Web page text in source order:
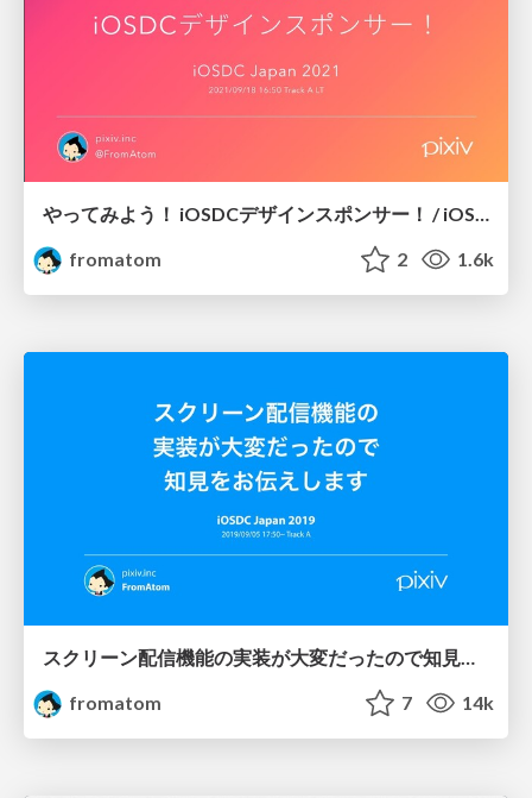
やってみよう！ iOSDCデザインスポンサー！ / iOSDC Japan 2021 LT
fromatom
2 1.6k
fromatom
7 14k